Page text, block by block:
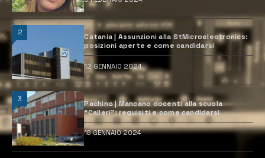
2
Catania | Assunzioni alla StMicroelectronics:
posizioni aperte e come candidarsi
12 GENNAIO 2024
3
Pachino | Mancano docenti alla scuola
“Calleri”: requisiti e come candidarsi
18 GENNAIO 2024